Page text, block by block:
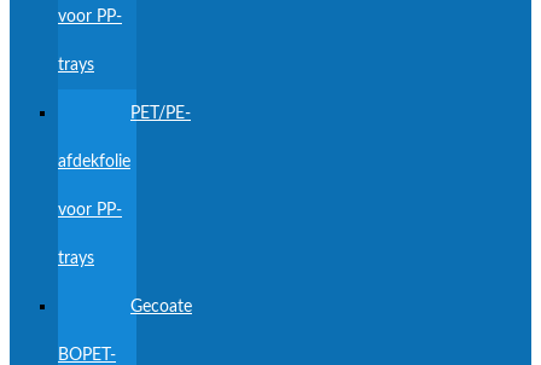
voor PP-
trays
PET/PE-
afdekfolie
voor PP-
trays
Gecoate
BOPET-